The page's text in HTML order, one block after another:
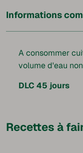
Informations
A consommer
volume d'eau
DLC 45 jours
Recettes à